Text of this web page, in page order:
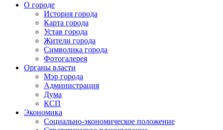
О городе
История города
Карта города
Устав города
Жители города
Символика города
Фотогалерея
Органы власти
Мэр города
Администрация
Дума
КСП
Экономика
Социально-экономическое положение